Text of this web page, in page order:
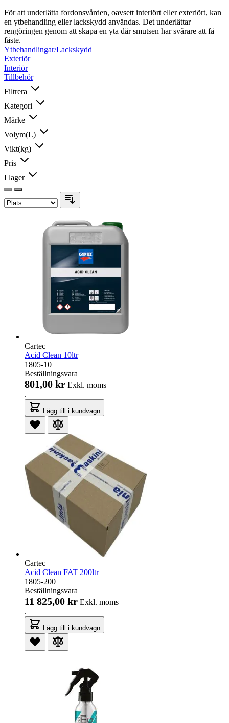
För att underlätta fordonsvården, oavsett interiört eller exteriört, kan
en ytbehandling eller lackskydd användas. Det underlättar
rengöringen genom att skapa en yta där smutsen har svårare att få
fäste.
Ytbehandlingar/Lackskydd
Exteriör
Interiör
Tillbehör
Filtrera
Kategori
Märke
Volym(L)
Vikt(kg)
Pris
I lager
Cartec
Acid Clean 10ltr
1805-10
Beställningsvara
801,00 kr Exkl. moms
.
Lägg till i kundvagn
Cartec
Acid Clean FAT 200ltr
1805-200
Beställningsvara
11 825,00 kr Exkl. moms
.
Lägg till i kundvagn